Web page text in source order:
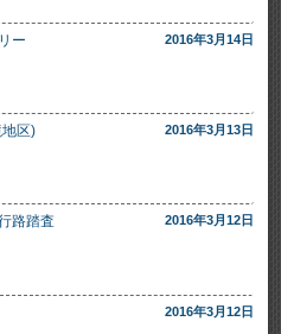
ー 2016年3月14日
区) 2016年3月13日
路踏査 2016年3月12日
2016年3月12日